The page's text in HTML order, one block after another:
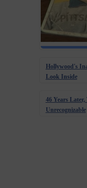
Hollywood's
Look Inside
46 Years
Unrecognizable